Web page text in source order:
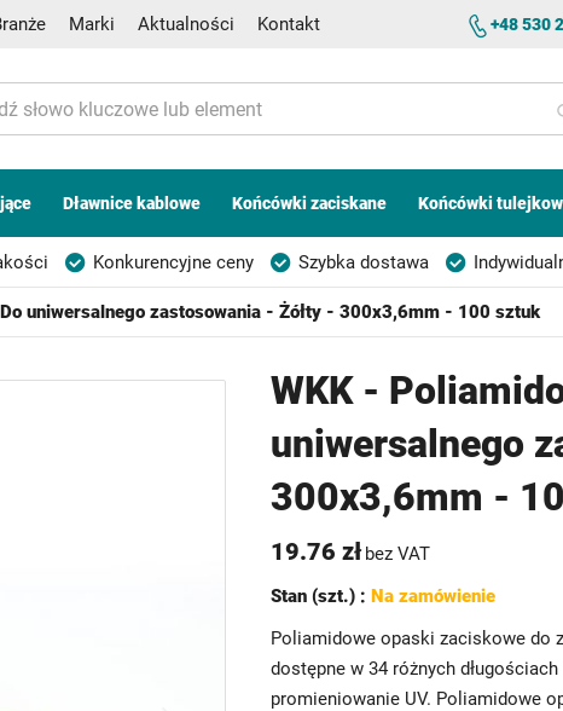
Marki Aktualności Kontakt +48 530
Dławnice kablowe Końcówki zaciskane Końcówki
Konkurencyjne ceny Szybka dostawa
uniwersalnego zastosowania - Żółty - 300x3,6mm - 100 sztuk
WKK -
uniwersalnego
300x3,6mm -
19.76 zł bez VAT
Stan (szt.) : Na zamówienie
Poliamidowe opaski zaciskowe do
dostępne w 34 różnych
promieniowanie UV. Poliamidowe